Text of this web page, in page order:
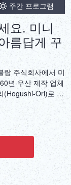
주간 프로그램
요. 미니
름답게 꾸
랑 주식회사에서 미
년 우산 제작 업체
(Hogushi-Ori)로 염
만 아니라 예술 작
수공예 우산 제
다. 섬세한 디테
을 직접 경험해